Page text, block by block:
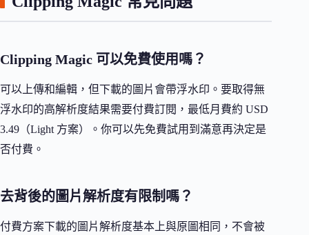
Clipping Magic 可以免費使用嗎？
可以上傳和編輯，但下載的圖片會帶浮水印。要取得無
浮水印的高解析度結果需要付費訂閱，最低月費約 USD
3.49（Light 方案）。你可以先免費試用到滿意再決定是
否付費。
去背後的圖片解析度有限制嗎？
付費方案下載的圖片解析度基本上與原圖相同，不會被